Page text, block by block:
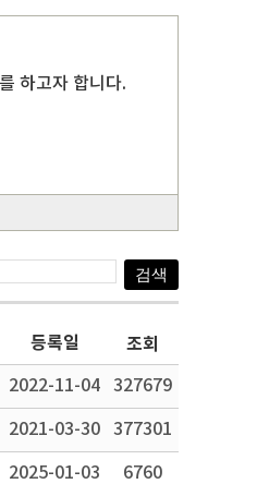
하고자 합니다.
등록일 조회
2022-11-04 327679
2021-03-30 377301
2025-01-03 6760